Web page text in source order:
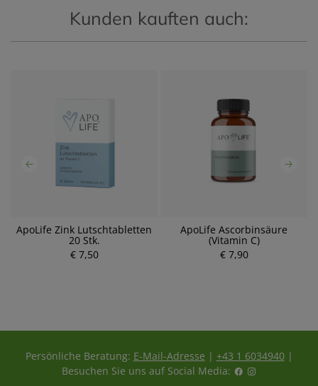
Kunden kauften auch:
ApoLife Zink Lutschtabletten
20 Stk.
€ 7,50
ApoLife Ascorbinsäure
(Vitamin C)
€ 7,90
Persönliche Beratung: E-Mail-Adresse | +43 1 6034940|
Besuchen Sie uns auf Social Media: